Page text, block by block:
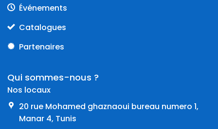
Événements
Catalogues
Partenaires
Qui sommes-nous ?
Nos locaux
20 rue Mohamed ghaznaoui bureau numero 1,
Manar 4, Tunis